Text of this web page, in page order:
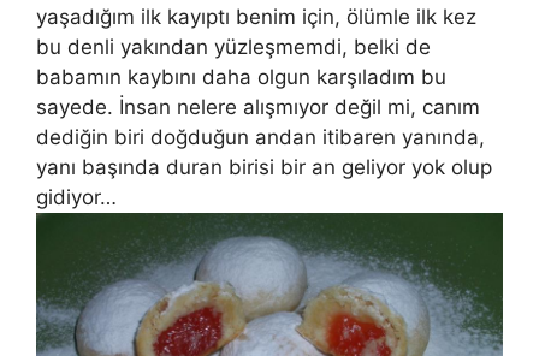
yaşadığım ilk kayıptı benim için, ölümle ilk kez
bu denli yakından yüzleşmemdi, belki de
babamın kaybını daha olgun karşıladım bu
sayede. İnsan nelere alışmıyor değil mi, canım
dediğin biri doğduğun andan itibaren yanında,
yanı başında duran birisi bir an geliyor yok olup
gidiyor…